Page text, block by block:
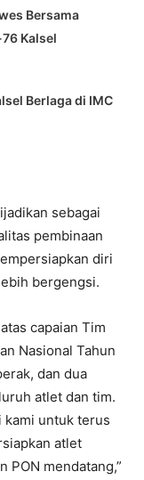
Bersama
Kalsel
Berlaga di IMC
sebagai
pembinaan
diri
bergengsi.
capaian Tim
Nasional Tahun
dan dua
atlet dan tim.
kami untuk terus
atlet
PON mendatang,”